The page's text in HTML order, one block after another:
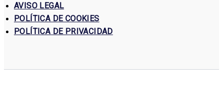
AVISO LEGAL
POLÍTICA DE COOKIES
POLÍTICA DE PRIVACIDAD